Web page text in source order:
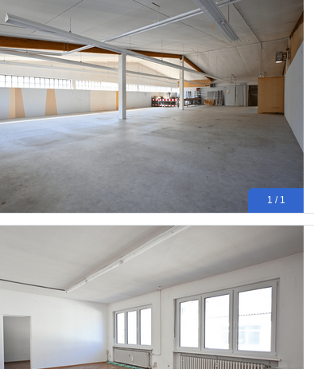
1 / 1